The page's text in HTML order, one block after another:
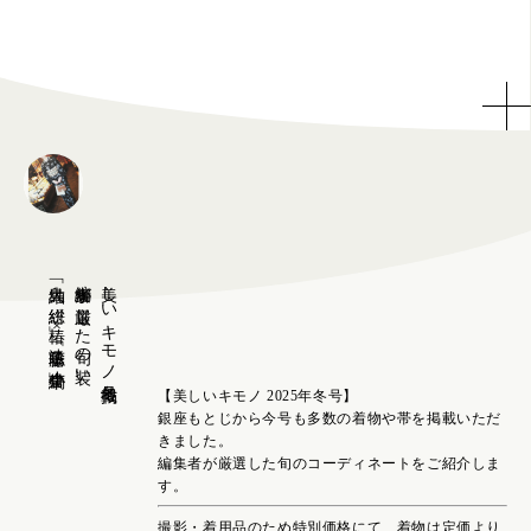
美しいキモノ冬号掲載
編集者が厳選した旬の装い
「大島紬 総絣 椿」×「遠藤聡子 小倉縞帯」
【美しいキモノ 2025年冬号】
銀座もとじから今号も多数の着物や帯を掲載いただ
きました。
編集者が厳選した旬のコーディネートをご紹介しま
す。
撮影・着用品のため特別価格にて、着物は定価より